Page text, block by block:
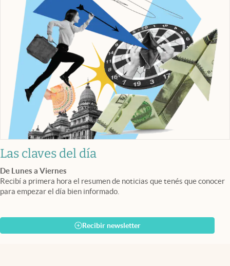
Las claves del día
De Lunes a Viernes
Recibí a primera hora el resumen de noticias que tenés que conocer
para empezar el día bien informado.
Recibir newsletter